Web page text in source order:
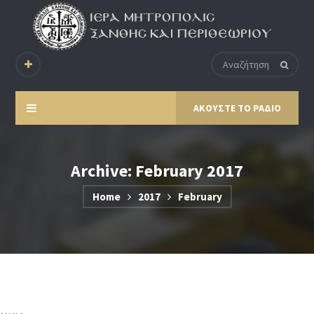
ΑΚΟΥΣΤΕ ΤΟ ΡΑΔΙΟ
Archive: February 2017
Home 2017 February